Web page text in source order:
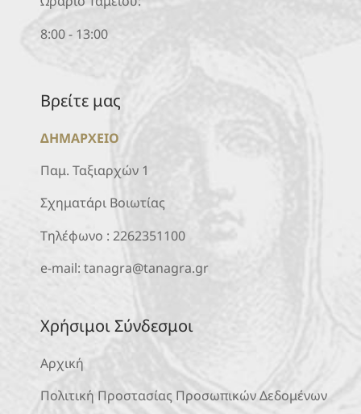
8:00 - 13:00
Βρείτε μας
ΔΗΜΑΡΧΕΙΟ
Παμ. Ταξιαρχών 1
Σχηματάρι Βοιωτίας
Τηλέφωνο : 2262351100
e-mail: tanagra@tanagra.gr
Χρήσιμοι Σύνδεσμοι
Αρχική
Πολιτική Προστασίας Προσωπικών Δεδομένων